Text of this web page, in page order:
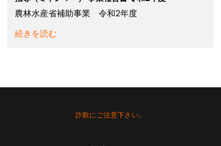
農林水産省補助事業 令和2年度
続きを読む
詐欺にご注意下さい。